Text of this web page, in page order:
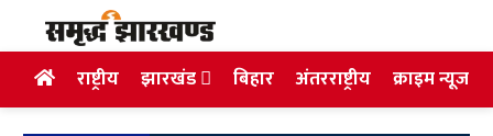
राष्ट्रीय झारखंड बिहार अंतरराष्ट्रीय क्राइम न्यूज